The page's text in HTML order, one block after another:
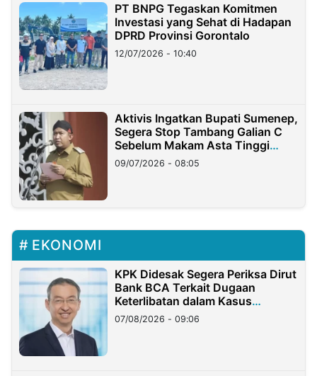
PT BNPG Tegaskan Komitmen
Investasi yang Sehat di Hadapan
DPRD Provinsi Gorontalo
12/07/2026 - 10:40
Aktivis Ingatkan Bupati Sumenep,
Segera Stop Tambang Galian C
Sebelum Makam Asta Tinggi
Longsor
09/07/2026 - 08:05
EKONOMI
KPK Didesak Segera Periksa Dirut
Bank BCA Terkait Dugaan
Keterlibatan dalam Kasus
Hilangnya Dana Nasabah Rp2,58
Miliar
07/08/2026 - 09:06